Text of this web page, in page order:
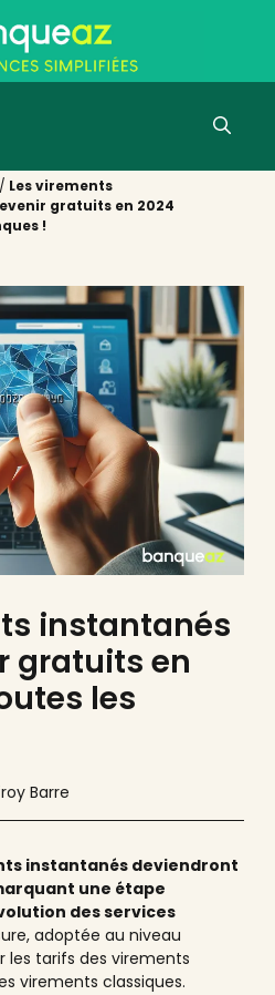
/ Les virements
gratuits en 2024
!
instantanés
gratuits en
les
Barre
instantanés deviendront
une étape
des services
adoptée au niveau
les tarifs des virements
virements classiques.